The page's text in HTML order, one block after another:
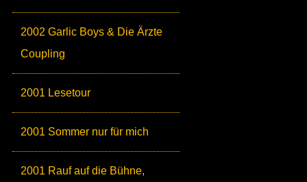
2002 Garlic Boys & Die Ärzte
Coupling
2001 Lesetour
2001 Sommer nur für mich
2001 Rauf auf die Bühne,